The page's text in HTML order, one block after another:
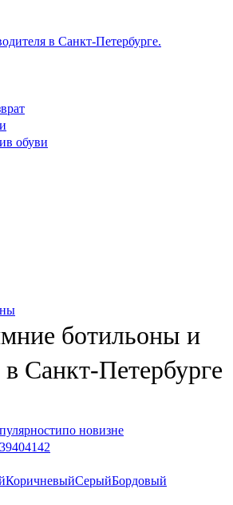
в Санкт-Петербурге.
обуви
ботильоны и
Санкт-Петербурге
по новизне
39404142
КоричневыйСерыйБордовый